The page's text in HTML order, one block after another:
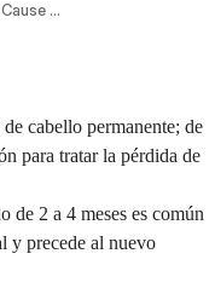
Does Spironolactone Cause Hair Loss
cabello permanente; de
para tratar la pérdida de
de 2 a 4 meses es común
y precede al nuevo